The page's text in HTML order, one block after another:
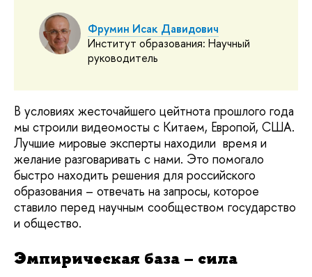
Фрумин Исак Давидович
Институт образования: Научный
руководитель
В условиях жесточайшего цейтнота прошлого года
мы строили видеомосты с Китаем, Европой, США.
Лучшие мировые эксперты находили  время и
желание разговаривать с нами. Это помогало
быстро находить решения для российского
образования – отвечать на запросы, которое
ставило перед научным сообществом государство
и общество.
Эмпирическая база – сила